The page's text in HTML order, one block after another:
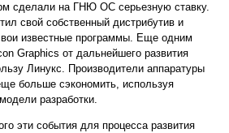
сделали на ГНЮ ОС серьезную ставку.
свой собственный дистрибутив и
известные программы. Еще одним
Graphics от дальнейшего развития
Линукс. Производители аппаратуры
больше сэкономить, используя
разработки.
эти события для процесса развития